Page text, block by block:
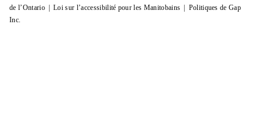
de l’Ontario
Loi sur l’accessibilité pour les Manitobains
Politiques de Gap
Inc.